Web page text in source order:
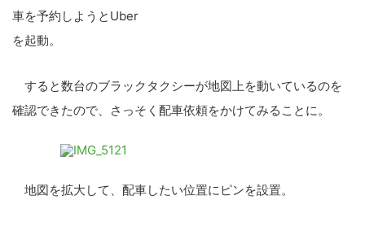
車を予約しようとUber
を起動。
すると数台のブラックタクシーが地図上を動いているのを
確認できたので、さっそく配車依頼をかけてみることに。
地図を拡大して、配車したい位置にピンを設置。